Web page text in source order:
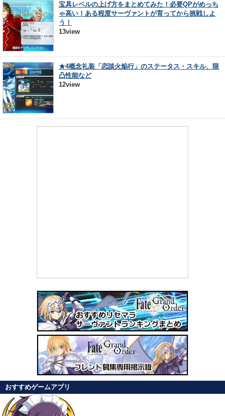
宝具レベルの上げ方をまとめてみた！必要QPがめっち
ゃ高い！ある程度サーヴァントが育ってから挑戦しよ
う！
13view
★4概念礼装「恋談火焔行」のステータス・スキル、限
凸性能など
12view
おすすめゲームアプリ